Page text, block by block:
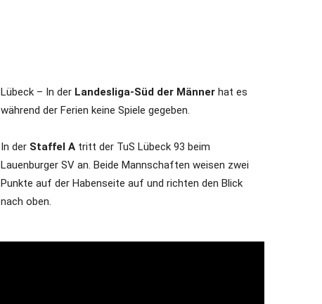
für
die
Lübeck – In der Landesliga-Süd der Männer hat es
während der Ferien keine Spiele gegeben.
In der Staffel A tritt der TuS Lübeck 93 beim
Lauenburger SV an. Beide Mannschaften weisen zwei
Punkte auf der Habenseite auf und richten den Blick
nach oben.